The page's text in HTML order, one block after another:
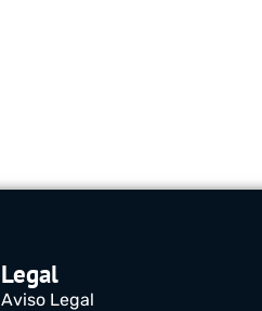
Legal
Aviso Legal